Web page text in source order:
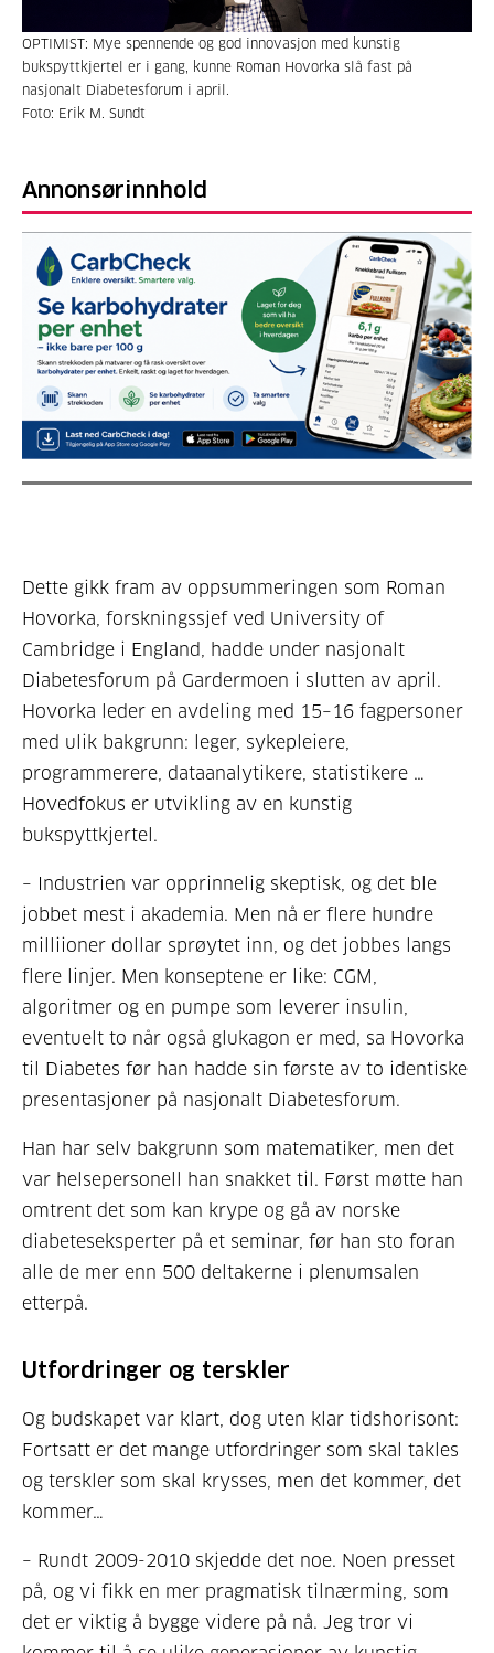
OPTIMIST: Mye spennende og god innovasjon med kunstig
bukspyttkjertel er i gang, kunne Roman Hovorka slå fast på
nasjonalt Diabetesforum i april.
Foto: Erik M. Sundt
Annonsørinnhold
Dette gikk fram av oppsummeringen som Roman
Hovorka, forskningssjef ved University of
Cambridge i England, hadde under nasjonalt
Diabetesforum på Gardermoen i slutten av april.
Hovorka leder en avdeling med 15–16 fagpersoner
med ulik bakgrunn: leger, sykepleiere,
programmerere, dataanalytikere, statistikere …
Hovedfokus er utvikling av en kunstig
bukspyttkjertel.
– Industrien var opprinnelig skeptisk, og det ble
jobbet mest i akademia. Men nå er flere hundre
milliioner dollar sprøytet inn, og det jobbes langs
flere linjer. Men konseptene er like: CGM,
algoritmer og en pumpe som leverer insulin,
eventuelt to når også glukagon er med, sa Hovorka
til Diabetes før han hadde sin første av to identiske
presentasjoner på nasjonalt Diabetesforum.
Han har selv bakgrunn som matematiker, men det
var helsepersonell han snakket til. Først møtte han
omtrent det som kan krype og gå av norske
diabeteseksperter på et seminar, før han sto foran
alle de mer enn 500 deltakerne i plenumsalen
etterpå.
Utfordringer og terskler
Og budskapet var klart, dog uten klar tidshorisont:
Fortsatt er det mange utfordringer som skal takles
og terskler som skal krysses, men det kommer, det
kommer…
– Rundt 2009-2010 skjedde det noe. Noen presset
på, og vi fikk en mer pragmatisk tilnærming, som
det er viktig å bygge videre på nå. Jeg tror vi